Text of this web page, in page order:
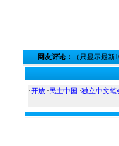
网友评论： （只显示最
·开放 · 民主中国 ·独立中文笔